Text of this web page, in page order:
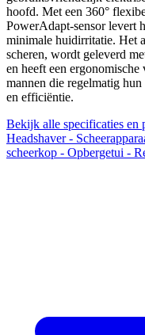
hoofd. Met een 360°
PowerAdapt-sensor levert
minimale huidirritatie. Het
scheren, wordt geleverd
en heeft een
mannen die regelmatig
en efficiëntie.
Bekijk alle specificaties en
Headshaver -
scheerkop - Opbergetui -